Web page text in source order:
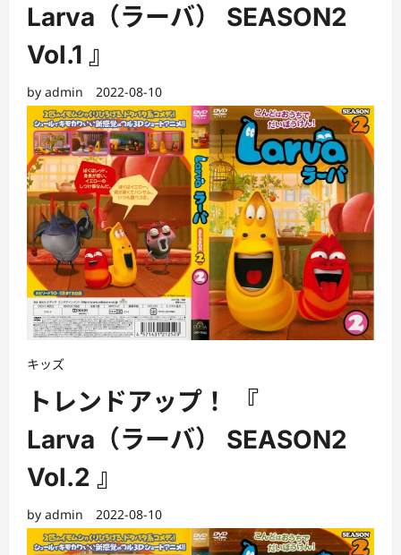
Larva（ラーバ） SEASON2
Vol.1 』
by admin 2022-08-10
キッズ
トレンドアップ！ 『
Larva（ラーバ） SEASON2
Vol.2 』
by admin 2022-08-10